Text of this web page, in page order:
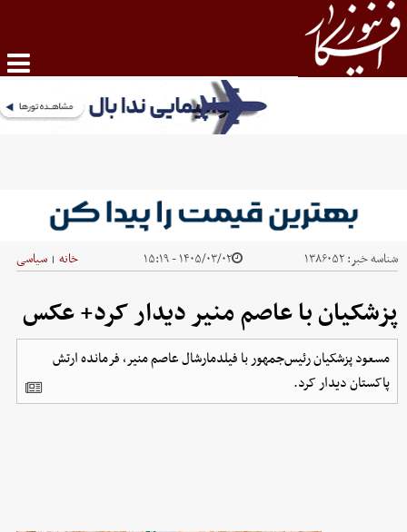
شناسه خبر:۱۳۸۶۰۵۲ ۱۴۰۵/۰۳/۰۲ - ۱۵:۱۹ خانه | سیاسی
پزشکیان با عاصم منیر دیدار کرد+ عکس
مسعود پزشکیان رئیس‌جمهور با فیلدمارشال عاصم منیر، فرمانده ارتش
پاکستان دیدار کرد.